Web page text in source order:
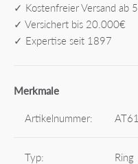
✓ Kostenfreier Versand ab
✓ Versichert bis 20.000€
✓ Expertise seit 1897
Merkmale
Artikelnummer:
Typ: Ring